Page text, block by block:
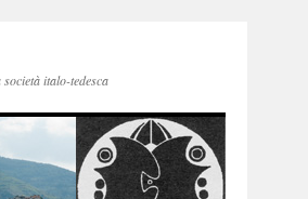
società italo-tedesca